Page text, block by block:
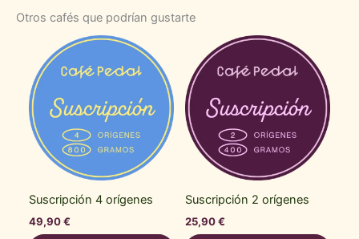
Otros cafés que podrían gustarte
Suscripción 4 orígenes
49,90€
Suscripción 2 orígenes
25,90€